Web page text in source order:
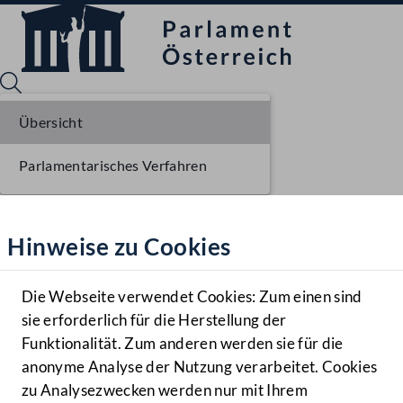
Hilfe
Benutzer
Navigationsmenü öffnen
MENÜ
Hinweise zu Cookies
Die Webseite verwendet Cookies: Zum einen sind
sie erforderlich für die Herstellung der
Funktionalität. Zum anderen werden sie für die
anonyme Analyse der Nutzung verarbeitet. Cookies
zu Analysezwecken werden nur mit Ihrem
Übersicht
Parlamentarisches Verfahren